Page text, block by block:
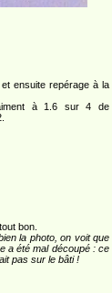
ensuite repérage à la
à 1.6 sur 4 de
bon.
la photo, on voit que
a été mal découpé : ce
pas sur le bâti !